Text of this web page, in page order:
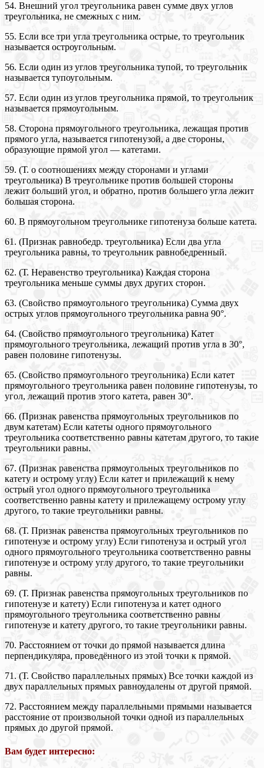
54. Внешний угол треугольника равен сумме двух углов
треугольника, не смежных с ним.
55. Если все три угла треугольника острые, то треугольник
называется остроугольным.
56. Если один из углов треугольника тупой, то треугольник
называется тупоугольным.
57. Если один из углов треугольника прямой, то треугольник
называется прямоугольным.
58. Сторона прямоугольного треугольника, лежащая против
прямого угла, называется гипотенузой, а две стороны,
образующие прямой угол — катетами.
59. (Т. о соотношениях между сторонами и углами
треугольника) В треугольнике против большей стороны
лежит больший угол, и обратно, против большего угла лежит
большая сторона.
60. В прямоугольном треугольнике гипотенуза больше катета.
61. (Признак равнобедр. треугольника) Если два угла
треугольника равны, то треугольник равнобедренный.
62. (Т. Неравенство треугольника) Каждая сторона
треугольника меньше суммы двух других сторон.
63. (Свойство прямоугольного треугольника) Сумма двух
острых углов прямоугольного треугольника равна 90°.
64. (Свойство прямоугольного треугольника) Катет
прямоугольного треугольника, лежащий против угла в 30°,
равен половине гипотенузы.
65. (Свойство прямоугольного треугольника) Если катет
прямоугольного треугольника равен половине гипотенузы, то
угол, лежащий против этого катета, равен 30°.
66. (Признак равенства прямоугольных треугольников по
двум катетам) Если катеты одного прямоугольного
треугольника соответственно равны катетам другого, то такие
треугольники равны.
67. (Признак равенства прямоугольных треугольников по
катету и острому углу) Если катет и прилежащий к нему
острый угол одного прямоугольного треугольника
соответственно равны катету и прилежащему острому углу
другого, то такие треугольники равны.
68. (Т. Признак равенства прямоугольных треугольников по
гипотенузе и острому углу) Если гипотенуза и острый угол
одного прямоугольного треугольника соответственно равны
гипотенузе и острому углу другого, то такие треугольники
равны.
69. (Т. Признак равенства прямоугольных треугольников по
гипотенузе и катету) Если гипотенуза и катет одного
прямоугольного треугольника соответственно равны
гипотенузе и катету другого, то такие треугольники равны.
70. Расстоянием от точки до прямой называется длина
перпендикуляра, проведённого из этой точки к прямой.
71. (Т. Свойство параллельных прямых) Все точки каждой из
двух параллельных прямых равноудалены от другой прямой.
72. Расстоянием между параллельными прямыми называется
расстояние от произвольной точки одной из параллельных
прямых до другой прямой.
Вам будет интересно: